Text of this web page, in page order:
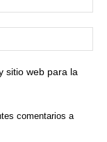
sitio web para la
comentarios a